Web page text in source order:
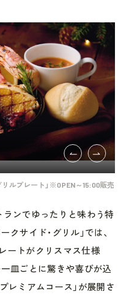
ルプレート」※OPEN～15:00販売
ランでゆったりと味わう特
クサイド・グリル」では、
ートがクリスマス仕様
皿ごとに驚きや喜びが込
レミアムコース」が展開さ